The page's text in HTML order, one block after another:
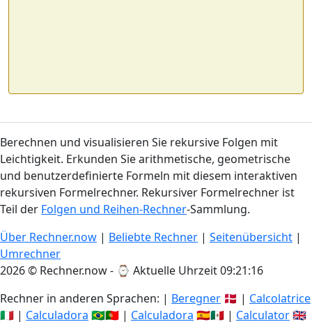
Berechnen und visualisieren Sie rekursive Folgen mit
Leichtigkeit. Erkunden Sie arithmetische, geometrische
und benutzerdefinierte Formeln mit diesem interaktiven
rekursiven Formelrechner. Rekursiver Formelrechner ist
Teil der Folgen und Reihen-Rechner-Sammlung.
Über Rechner.now | Beliebte Rechner | Seitenübersicht |
Umrechner
2026 © Rechner.now - ⌚ Aktuelle Uhrzeit 09:21:17
Rechner in anderen Sprachen: | Beregner 🇩🇰 | Calcolatrice
🇮🇹 | Calculadora 🇧🇷🇵🇹 | Calculadora 🇪🇸🇲🇽 | Calculator🇬🇧